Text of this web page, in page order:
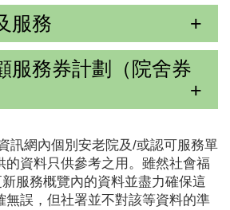
服務
服務券計劃（院舍券
訊網內個別安老院及/或認可服務單
的資料只供參考之用。雖然社會福
服務概覽內的資料並盡力確保這
無誤，但社署並不對該等資料的準